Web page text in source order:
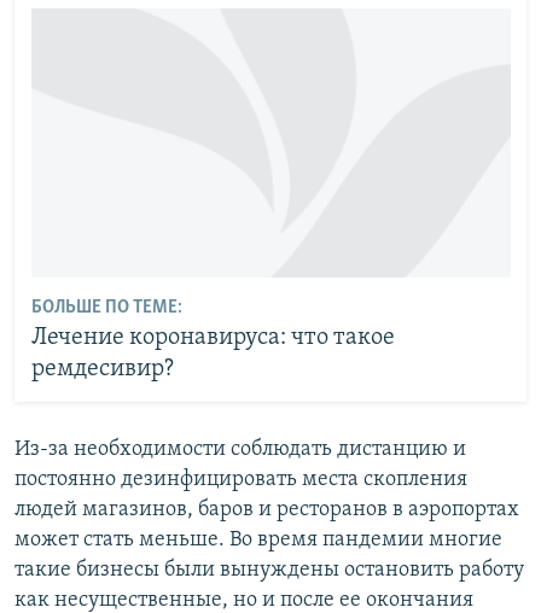
БОЛЬШЕ ПО ТЕМЕ:
Лечение коронавируса: что такое
ремдесивир?
Из-за необходимости соблюдать дистанцию и
постоянно дезинфицировать места скопления
людей магазинов, баров и ресторанов в аэропортах
может стать меньше. Во время пандемии многие
такие бизнесы были вынуждены остановить работу
как несущественные, но и после ее окончания